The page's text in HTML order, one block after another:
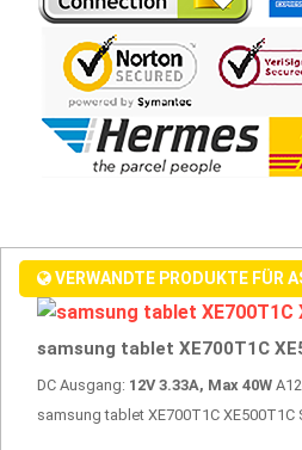
VERWANDTE PRODUKTE FÜR
samsung tablet XE700T1C
DC Ausgang: 12V 3.33A, Max 40W
samsung tablet XE700T1C XE500T1C